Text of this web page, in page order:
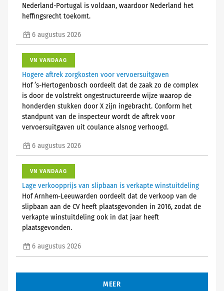
Nederland-Portugal is voldaan, waardoor Nederland het
heffingsrecht toekomt.
6 augustus 2026
VN VANDAAG
Hogere aftrek zorgkosten voor vervoersuitgaven
Hof ’s-Hertogenbosch oordeelt dat de zaak zo de complex
is door de volstrekt ongestructureerde wijze waarop de
honderden stukken door X zijn ingebracht. Conform het
standpunt van de inspecteur wordt de aftrek voor
vervoersuitgaven uit coulance alsnog verhoogd.
6 augustus 2026
VN VANDAAG
Lage verkoopprijs van slipbaan is verkapte winstuitdeling
Hof Arnhem-Leeuwarden oordeelt dat de verkoop van de
slipbaan aan de CV heeft plaatsgevonden in 2016, zodat de
verkapte winstuitdeling ook in dat jaar heeft
plaatsgevonden.
6 augustus 2026
MEER